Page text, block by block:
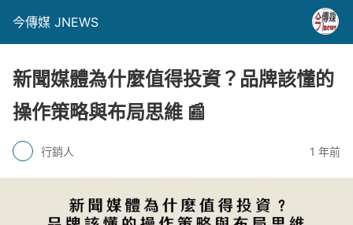
今傳媒 JNEWS
新聞媒體為什麼值得投資？品牌該懂的
操作策略與布局思維 📰
行銷人 1 年前